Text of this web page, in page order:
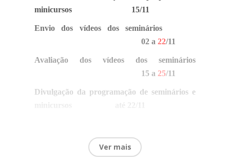
minicursos
15/11
Envio dos vídeos dos seminários
02 a22/11
Avaliação dos vídeos dos seminários
15 a 25/11
Divulgação da programação de seminários e
Ver mais